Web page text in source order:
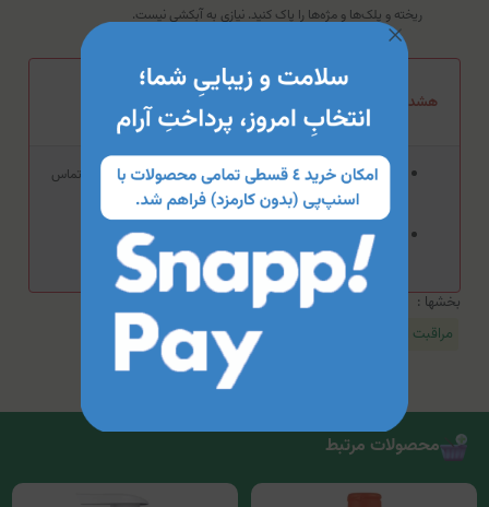
ریخته و پلک‌ها و مژه‌ها را پاک کنید. نیازی به آبکشی نیست.
هشدار مصرف محلول تخصصی پاک‌کننده پلک و مژه کودک بلفامد
این محصول برای بهداشت پلک و مژه است؛ بنابراین از تماس
مستقیم آن با چشم خودداری کنید.
دور از دسترس کودکان نگهداری شود.
بخشها :
مراقبت از پوست کودک
پاک کننده آرایش چشم
محصولات مرتبط